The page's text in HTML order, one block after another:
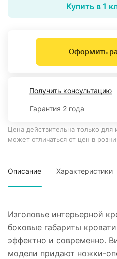
Купить в 1
Оформить
Получить консультацию
Гарантия 2 года
Цена действительна только для
может отличаться от цен в
Описание Характеристики
Изголовье интерьерной
боковые габариты
эффектно и современно.
модели придают ножки-